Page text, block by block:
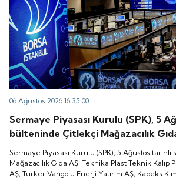
06 Ağustos 2026 16:35:00
Sermaye Piyasası Kurulu (SPK), 5
bülteninde Çitlekçi Mağazacılık
Plast Teknik Kalıp Plastik Sanayi ve
Türker Vangölü Enerji Yatırım AŞ,
Sanayi AŞ'nin halka arzlarına onay
Sermaye Piyasası Kurulu (SPK), 5 Ağustos
Mağazacılık Gıda AŞ, Teknika Plast Teknik
AŞ, Türker Vangölü Enerji Yatırım AŞ, Kapeks